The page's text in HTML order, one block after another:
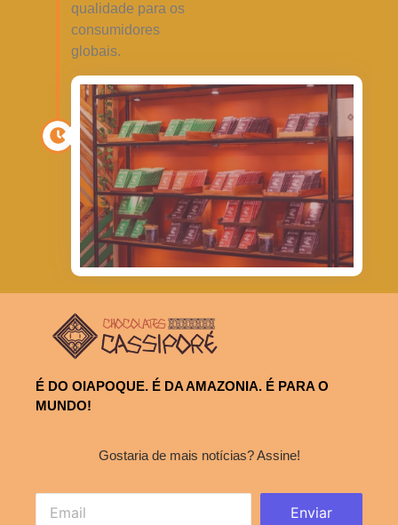
qualidade para os
consumidores
globais.
É DO OIAPOQUE. É DA AMAZONIA. É PARA O
MUNDO!
Gostaria de mais notícias? Assine!
Enviar